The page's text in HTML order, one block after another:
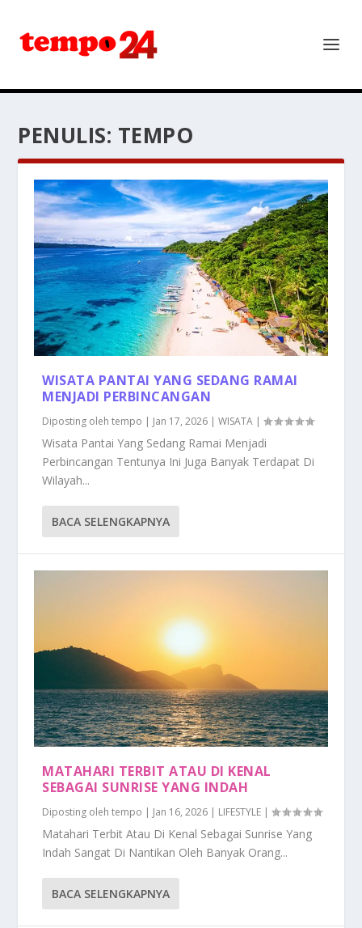
PENULIS: TEMPO
WISATA PANTAI YANG SEDANG RAMAI
MENJADI PERBINCANGAN
Diposting olehtempo | Jan 17, 2026 |WISATA |
Wisata Pantai Yang Sedang Ramai Menjadi
Perbincangan Tentunya Ini Juga Banyak Terdapat Di
Wilayah...
BACA SELENGKAPNYA
MATAHARI TERBIT ATAU DI KENAL
SEBAGAI SUNRISE YANG INDAH
Diposting olehtempo | Jan 16, 2026 | LIFESTYLE |
Matahari Terbit Atau Di Kenal Sebagai Sunrise Yang
Indah Sangat Di Nantikan Oleh Banyak Orang...
BACA SELENGKAPNYA